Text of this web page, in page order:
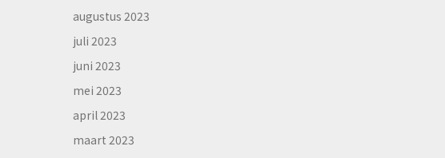
augustus 2023
juli 2023
juni 2023
mei 2023
april 2023
maart 2023